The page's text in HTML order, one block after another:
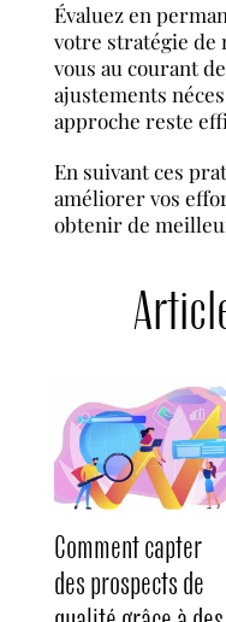
Évaluez en
votre stratégie de
vous au courant
ajustements
approche reste
En suivant ces
améliorer vos
obtenir de
Comment capter
des prospects de